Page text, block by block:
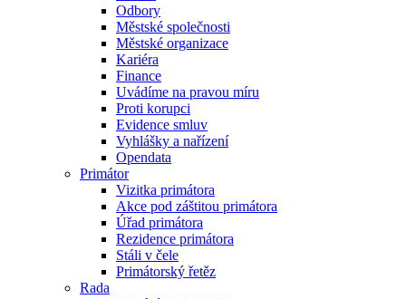
Odbory
Městské společnosti
Městské organizace
Kariéra
Finance
Uvádíme na pravou míru
Proti korupci
Evidence smluv
Vyhlášky a nařízení
Opendata
Primátor
Vizitka primátora
Akce pod záštitou primátora
Úřad primátora
Rezidence primátora
Stáli v čele
Primátorský řetěz
Rada